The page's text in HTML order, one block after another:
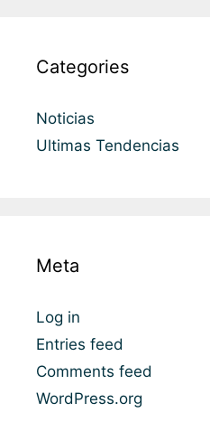
Categories
Noticias
Ultimas Tendencias
Meta
Log in
Entries feed
Comments feed
WordPress.org